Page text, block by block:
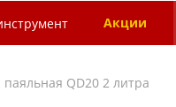
Акции
QD20 2 литра